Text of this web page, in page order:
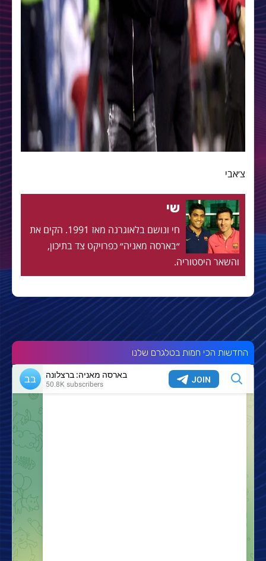
צ׳אבי
שי
חי ונושם בלאוגרנה מאז 1991. הקים את
״בארסה מאניה״ כפרויקט צד בתיכון,
והשאר היסטוריה.
החדשות הכי חמות בטלגרם שלנו